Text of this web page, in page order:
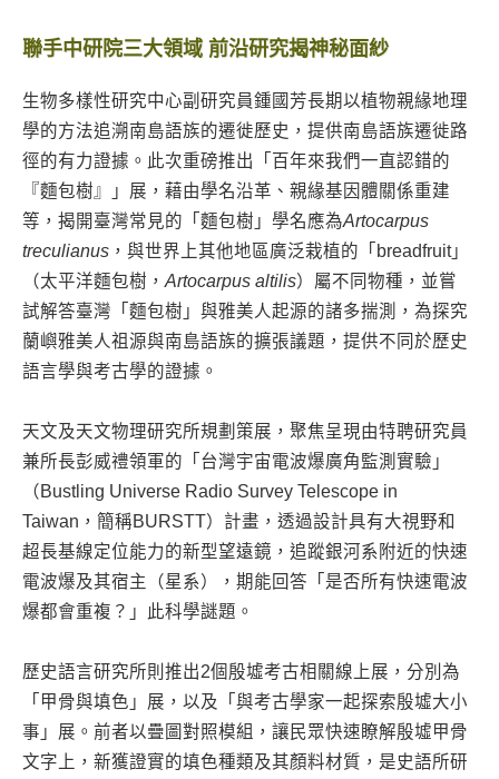
聯手中研院三大領域 前沿研究揭神秘面紗
生物多樣性研究中心副研究員鍾國芳長期以植物親緣地理
學的方法追溯南島語族的遷徙歷史，提供南島語族遷徙路
徑的有力證據。此次重磅推出「百年來我們一直認錯的
『麵包樹』」展，藉由學名沿革、親緣基因體關係重建
等，揭開臺灣常見的「麵包樹」學名應為Artocarpus
treculianus，與世界上其他地區廣泛栽植的「breadfruit」
（太平洋麵包樹， Artocarpus altilis）屬不同物種，並嘗
試解答臺灣「麵包樹」與雅美人起源的諸多揣測，為探究
蘭嶼雅美人祖源與南島語族的擴張議題，提供不同於歷史
語言學與考古學的證據。
天文及天文物理研究所規劃策展，聚焦呈現由特聘研究員
兼所長彭威禮領軍的「台灣宇宙電波爆廣角監測實驗」
（Bustling Universe Radio Survey Telescope in
Taiwan，簡稱BURSTT）計畫，透過設計具有大視野和
超長基線定位能力的新型望遠鏡，追蹤銀河系附近的快速
電波爆及其宿主（星系），期能回答「是否所有快速電波
爆都會重複？」此科學謎題。
歷史語言研究所則推出2個殷墟考古相關線上展，分別為
「甲骨與填色」展，以及「與考古學家一起探索殷墟大小
事」展。前者以疊圖對照模組，讓民眾快速瞭解殷墟甲骨
文字上，新獲證實的填色種類及其顏料材質，是史語所研